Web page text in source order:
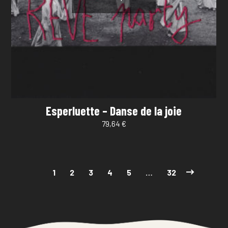
Esperluette – Danse de la joie
79,64 €
1 2 3 4 5 … 32